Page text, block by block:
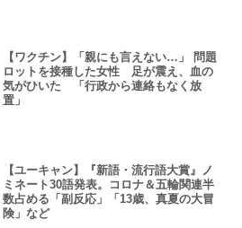
【ワクチン】「親にも言えない…」 問題
ロットを接種した女性 足が震え、血の
気がひいた 「行政から連絡もなく放
置」
【ユーキャン】『新語・流行語大賞』ノ
ミネート30語発表。コロナ＆五輪関連半
数占める「副反応」「13歳、真夏の大冒
険」など